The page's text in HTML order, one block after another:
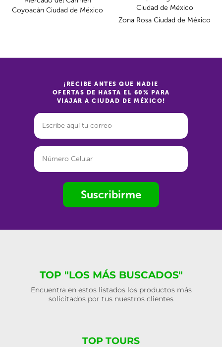
Coyoacán Ciudad de México
Ciudad de México
Zona Rosa Ciudad de México
¡RECIBE ANTES QUE NADIE
OFERTAS DE HASTA EL 60% PARA
VIAJAR A CIUDAD DE MÉXICO!
Suscribirme
TOP "LOS MÁS BUSCADOS"
Encuentra en estos listados los productos más
solicitados por tus nuestros clientes
TOP TOURS